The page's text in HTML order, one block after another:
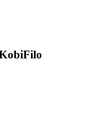
KobiFilo